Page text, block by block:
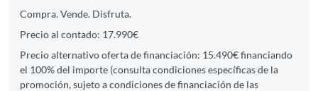
Compra. Vende. Disfruta.
Precio al contado: 17.990€
Precio alternativo oferta de financiación: 15.490€ financiando
el 100% del importe (consulta condiciones específicas de la
promoción, sujeto a condiciones de financiación de las